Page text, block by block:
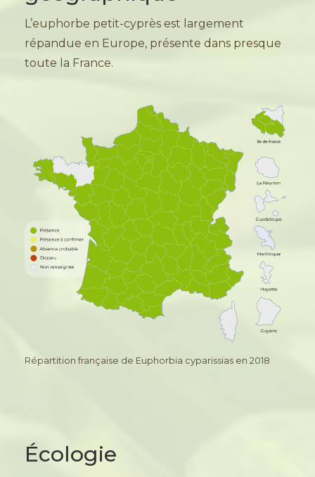
L’euphorbe petit-cyprès est largement
répandue en Europe, présente dans presque
toute la France.
Répartition française de Euphorbia cyparissias en 2018
Écologie